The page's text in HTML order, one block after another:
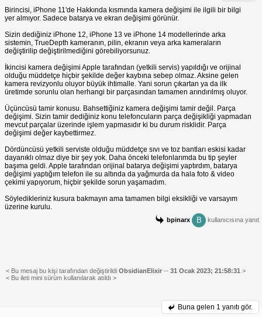
Birincisi, iPhone 11'de Hakkında kısmında kamera değişimi ile ilgili bir bilgi
yer almıyor. Sadece batarya ve ekran değişimi görünür.
Sizin dediğiniz iPhone 12, iPhone 13 ve iPhone 14 modellerinde arka
sistemin, TrueDepth kameranın, pilin, ekranın veya arka kameraların
değiştirilip değiştirilmediğini görebiliyorsunuz.
İkincisi kamera değişimi Apple tarafından (yetkili servis) yapıldığı ve orijinal
olduğu müddetçe hiçbir şekilde değer kaybına sebep olmaz. Aksine gelen
kamera revizyonlu oluyor büyük ihtimalle. Yani sorun çıkartan ya da ilk
üretimde sorunlu olan herhangi bir parçasından tamamen arındırılmış oluyor.
Üçüncüsü tamir konusu. Bahsettiğiniz kamera değişimi tamir değil. Parça
değişimi. Sizin tamir dediğiniz konu telefoncuların parça değişikliği yapmadan
mevcut parçalar üzerinde işlem yapmasıdır ki bu durum risklidir. Parça
değişimi değer kaybettirmez.
Dördüncüsü yetkili serviste olduğu müddetçe sıvı ve toz bantları eskisi kadar
dayanıklı olmaz diye bir şey yok. Daha önceki telefonlarımda bu tip şeyler
başıma geldi. Apple tarafından orijinal batarya değişimi yaptırdım, batarya
değişimi yaptığım telefon ile su altında da yağmurda da hala foto & video
çekimi yapıyorum, hiçbir şekilde sorun yaşamadım.
Söyledikleriniz kusura bakmayın ama tamamen bilgi eksikliği ve varsayım
üzerine kurulu.
bpinarx B kullanıcısına yanıt
< Bu mesaj bu kişi tarafından değiştirildi ObsidianElixir -- 31 Ocak 2023; 21:58:31 >
< Bu ileti mini sürüm kullanılarak atıldı >
Buna gelen 1 yanıtı gör.